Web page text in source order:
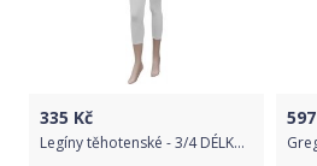
335 Kč
Legíny těhotenské - 3/4 DÉLKA bílé velikost XXXL
597